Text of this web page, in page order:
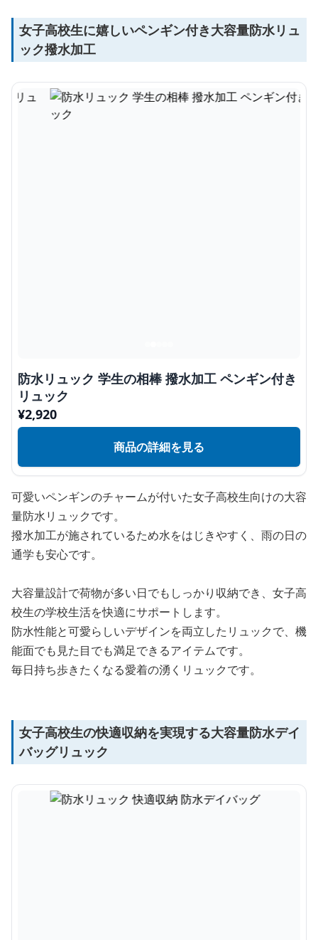
女子高校生に嬉しいペンギン付き大容量防水リュ
ック撥水加工
防水リュック 学生の相棒 撥水加工 ペンギン付き
リュック
¥2,920
商品の詳細を見る
可愛いペンギンのチャームが付いた女子高校生向けの大容
量防水リュックです。
撥水加工が施されているため水をはじきやすく、雨の日の
通学も安心です。
大容量設計で荷物が多い日でもしっかり収納でき、女子高
校生の学校生活を快適にサポートします。
防水性能と可愛らしいデザインを両立したリュックで、機
能面でも見た目でも満足できるアイテムです。
毎日持ち歩きたくなる愛着の湧くリュックです。
女子高校生の快適収納を実現する大容量防水デイ
バッグリュック